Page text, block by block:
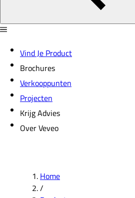
Vind Je Product
Brochures
Verkooppunten
Projecten
Krijg Advies
Over Veveo
Home
/